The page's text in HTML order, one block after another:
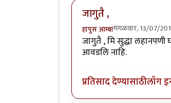
जागुतै ,
हापुस आम्बामंगळवार, 13/07/
जागुतै , मि सुद्धा लहानपणी
आवडलि नाहि.
प्रतिसाद देण्यासाठीलॉग